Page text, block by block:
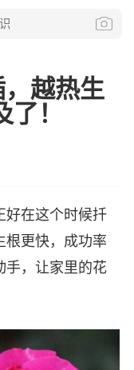
越热生
！
好在这个时候扦
根更快，成功率
手，让家里的花